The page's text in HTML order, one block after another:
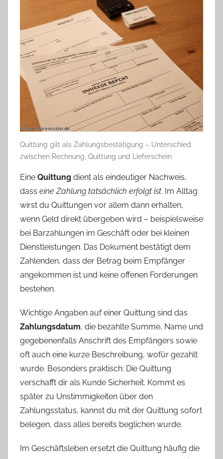
Quittung gilt als Zahlungsbestätigung – Unterschied
zwischen Rechnung, Quittung und Lieferschein
Eine Quittung dient als eindeutiger Nachweis,
dass eine Zahlung tatsächlich erfolgt ist. Im Alltag
wirst du Quittungen vor allem dann erhalten,
wenn Geld direkt übergeben wird – beispielsweise
bei Barzahlungen im Geschäft oder bei kleinen
Dienstleistungen. Das Dokument bestätigt dem
Zahlenden, dass der Betrag beim Empfänger
angekommen ist und keine offenen Forderungen
bestehen.
Wichtige Angaben auf einer Quittung sind das
Zahlungsdatum, die bezahlte Summe, Name und
gegebenenfalls Anschrift des Empfängers sowie
oft auch eine kurze Beschreibung, wofür gezahlt
wurde. Besonders praktisch: Die Quittung
verschafft dir als Kunde Sicherheit. Kommt es
später zu Unstimmigkeiten über den
Zahlungsstatus, kannst du mit der Quittung sofort
belegen, dass alles bereits beglichen wurde.
Im Geschäftsleben ersetzt die Quittung häufig die